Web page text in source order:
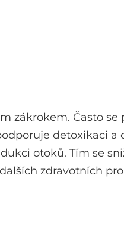
zákrokem. Často se
detoxikaci a
otoků. Tím se
zdravotních